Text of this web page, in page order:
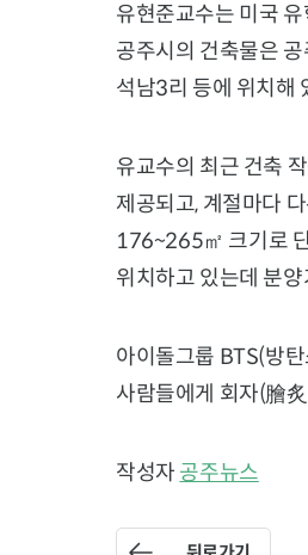
유현준교수는 미국
공주시의 건축물은
석남3리 등에 위치해
유교수의 최근 건축
제공되고, 계절마다
176~265㎡ 크기로
위치하고 있는데 분
아이돌그룹 BTS(방
사람들에게 회자(膾
작성자 공주뉴스